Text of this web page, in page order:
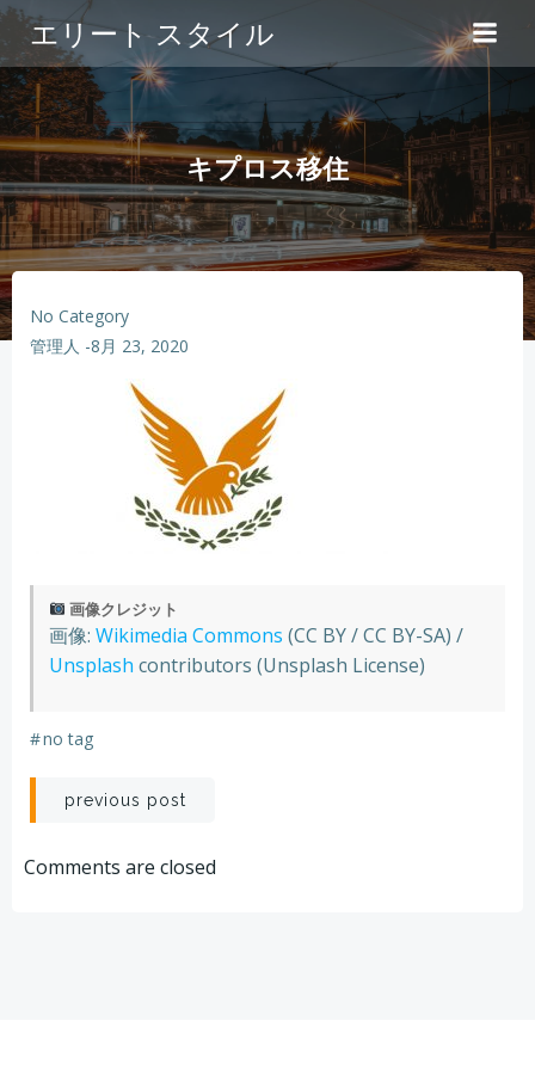
ン
テ
ン
ツ
へ
ス
キ
ッ
プ
エリート スタイル
キプロス移住
No Category
管理人 -8月 23, 2020
画像クレジット
画像: Wikimedia Commons (CC BY / CC BY-SA) /
Unsplash contributors (Unsplash License)
#no tag
Post
navigation
previous post
Comments are closed